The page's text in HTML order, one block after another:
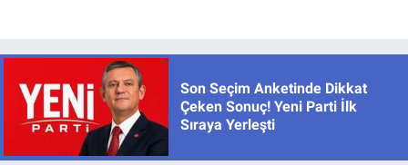
Son Seçim Anketinde Dikkat
Çeken Sonuç! Yeni Parti İlk
Sıraya Yerleşti